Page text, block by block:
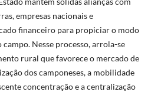
empresas nacionais e
financeiro para propiciar o modo
Nesse processo, arrola-se
rural que favorece o mercado de
dos camponeses, a mobilidade
concentração e a centralização